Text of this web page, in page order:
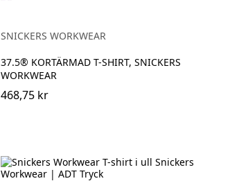
SNICKERS WORKWEAR
37.5® KORTÄRMAD T-SHIRT, SNICKERS
WORKWEAR
468,75 kr